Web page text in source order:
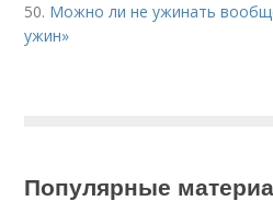
50. Можно ли не ужинать
ужин»
Популярные